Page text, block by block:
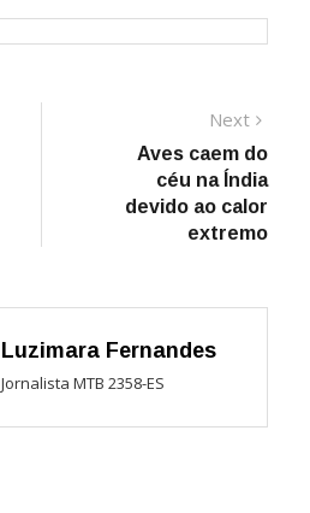
Next
post:
Aves caem do
céu na Índia
devido ao calor
extremo
Luzimara Fernandes
Jornalista MTB 2358-ES